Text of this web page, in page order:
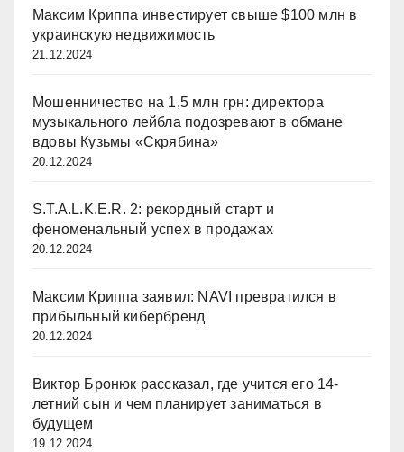
Максим Криппа инвестирует свыше $100 млн в
украинскую недвижимость
21.12.2024
Мошенничество на 1,5 млн грн: директора
музыкального лейбла подозревают в обмане
вдовы Кузьмы «Скрябина»
20.12.2024
S.T.A.L.K.E.R. 2: рекордный старт и
феноменальный успех в продажах
20.12.2024
Максим Криппа заявил: NAVI превратился в
прибыльный кибербренд
20.12.2024
Виктор Бронюк рассказал, где учится его 14-
летний сын и чем планирует заниматься в
будущем
19.12.2024